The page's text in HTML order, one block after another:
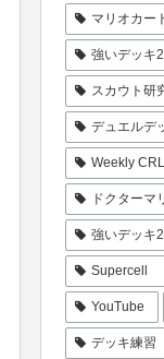
マリオカー
強いデッキ
スカウト研
デュエルデ
Weekly CRL
ドクターマ
強いデッキ
Supercell
YouTube
デッキ練習